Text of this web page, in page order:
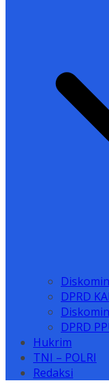
DPRD
DPRD
Hukrim
TNI – POLRI
Redaksi